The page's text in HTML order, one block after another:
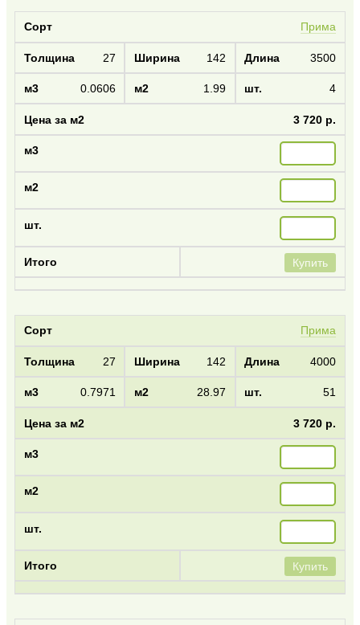
Прима
27 142 3500
0.0606 1.99 4
3 720 р.
Купить
Прима
27 142 4000
0.7971 28.97 51
3 720 р.
Купить